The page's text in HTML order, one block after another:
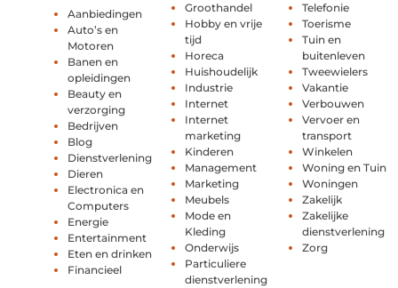
Aanbiedingen
Auto’s en
Motoren
Banen en
opleidingen
Beauty en
verzorging
Bedrijven
Blog
Dienstverlening
Dieren
Electronica en
Computers
Energie
Entertainment
Eten en drinken
Financieel
Groothandel
Hobby en vrije
tijd
Horeca
Huishoudelijk
Industrie
Internet
Internet
marketing
Kinderen
Management
Marketing
Meubels
Mode en
Kleding
Onderwijs
Particuliere
dienstverlening
Telefonie
Toerisme
Tuin en
buitenleven
Tweewielers
Vakantie
Verbouwen
Vervoer en
transport
Winkelen
Woning en Tuin
Woningen
Zakelijk
Zakelijke
dienstverlening
Zorg